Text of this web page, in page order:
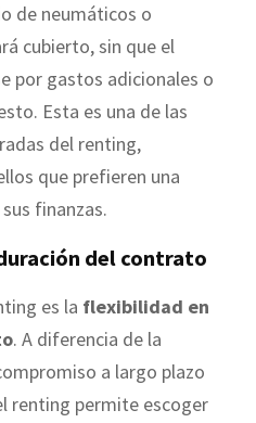
de neumáticos o
cubierto, sin que el
por gastos adicionales o
Esta es una de las
del renting,
que prefieren una
finanzas.
del contrato
es la flexibilidad en
. A diferencia de la
a largo plazo
renting permite escoger